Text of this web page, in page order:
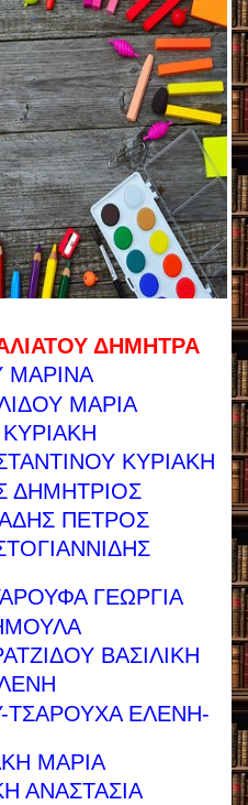
ΔΗΜΗΤΡΑ
ΜΑΡΙΝΑ
ΜΑΡΙΑ
ΚΥΡΙΑΚΗ
ΔΗΜΗΤΡΙΟΣ
ΠΕΤΡΟΣ
ΓΕΩΡΓΙΑ
ΒΑΣΙΛΙΚΗ
ΕΛΕΝΗ-
ΜΑΡΙΑ
ΑΝΑΣΤΑΣΙΑ